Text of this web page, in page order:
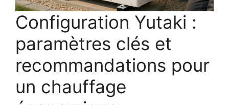
Configuration Yutaki :
paramètres clés et
recommandations pour
un chauffage